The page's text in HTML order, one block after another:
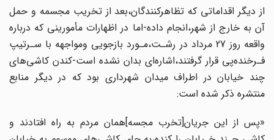
از دیگر اقداماتی که تظاهرکنندگان،بعد از تخریب مجسمه و حمل
آن به خارج از‌ شهر‌،انجام‌ داده-اما در اظهارات مأمورینی‌ که‌ درباره‌
واقعه‌ روز‌ 27 مرداد در‌ رشـت‌،مـورد بازجویی ومواجهه با سـرتیپ
فـرخنده‌پی قرار گرفتند،اشاره‌ای بدان نشده است-کندن کاشی‌های
چند خیابان‌ در‌ اطراف‌ میدان شهرداری بود که در دیگر منابع‌
منتشره‌ ذکر‌ شده‌ است‌:
«پس‌ از این جریان‌[تخرب مجسه‌]همان مردم به راه افتادند و